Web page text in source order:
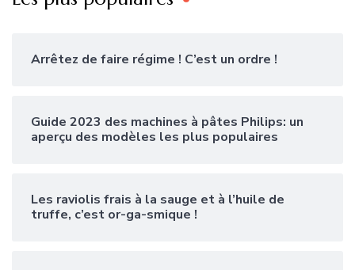
Arrêtez de faire régime ! C’est un ordre !
Guide 2023 des machines à pâtes Philips: un
aperçu des modèles les plus populaires
Les raviolis frais à la sauge et à l’huile de
truffe, c’est or-ga-smique !